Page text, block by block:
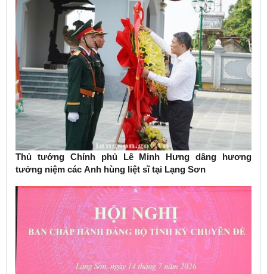
Thủ tướng Chính phủ Lê Minh Hưng dâng hương
tưởng niệm các Anh hùng liệt sĩ tại Lạng Sơn